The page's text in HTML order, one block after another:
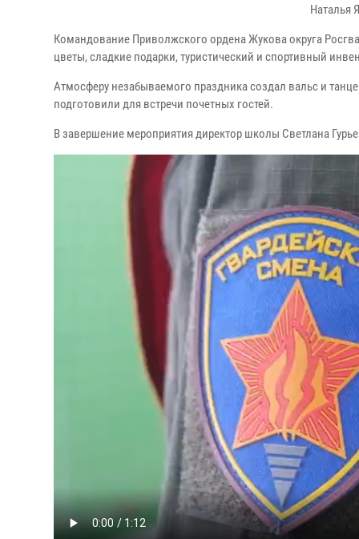
Наталья
Командование Приволжского ордена Жукова округа
цветы, сладкие подарки, туристический и спортивный
Атмосферу незабываемого праздника создал вальс и
подготовили для встречи почетных гостей.
В завершение мероприятия директор школы Светлана